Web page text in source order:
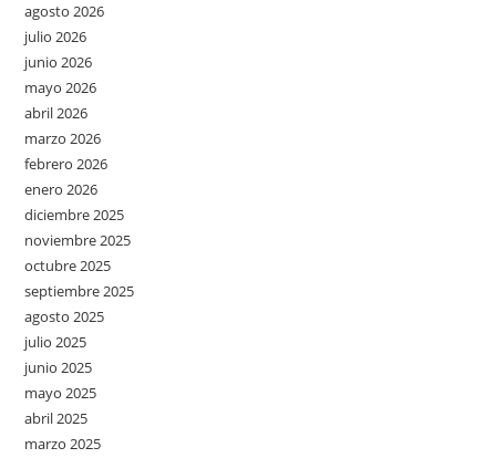
agosto 2026
julio 2026
junio 2026
mayo 2026
abril 2026
marzo 2026
febrero 2026
enero 2026
diciembre 2025
noviembre 2025
octubre 2025
septiembre 2025
agosto 2025
julio 2025
junio 2025
mayo 2025
abril 2025
marzo 2025